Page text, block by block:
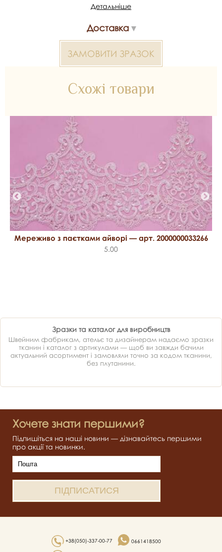
Мереживо з паєтками 2000000316413 — матеріал для
оптом і в роздріб в Inter Tex, SKU 360805.
Детальніше
Доставка
ЗАМОВИТИ ЗРАЗОК
Схожі товари
Мереживо з паєтками айворі — арт. 2000000033266
5.00
Зразки та каталог для виробництв
Швейним фабрикам, ательє та дизайнерам надаємо зразки
тканин і каталог з артикулами — щоб ви завжди бачили
актуальний асортимент і замовляли точно за кодом тканини,
без плутанини.
Хочете знати першими?
Підпишіться на наші новини — дізнавайтесь першими
про акції та новинки.
+38(050)-337-00-77 0661418500